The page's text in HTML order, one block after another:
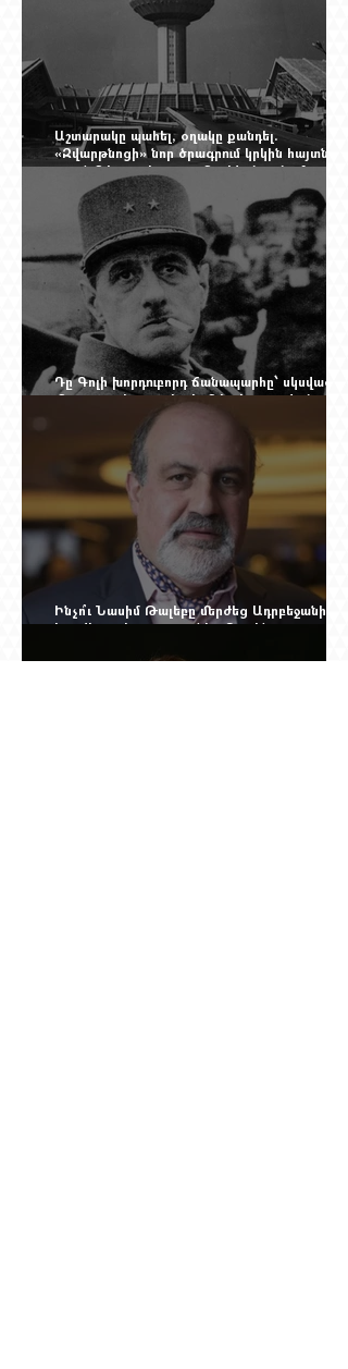
Աշտարակը պահել, օղակը քանդել.
«Զվարթնոցի» նոր ծրագրում կրկին հայտնվել
տասնմեկ տարի առաջ մերժված լուծումը:
Yerevan Online Mag.-ի մեծ ռեպորտաժը
Դը Գոլի խորդուբորդ ճանապարհը՝ սկսված
մեղադրյալի աթոռից և մեկ սխալ գրված
Ինչո՞ւ Նասիմ Թալեբը մերժեց Ադրբեջանի
հրավերքը և պաշտպանեց Ռուբեն